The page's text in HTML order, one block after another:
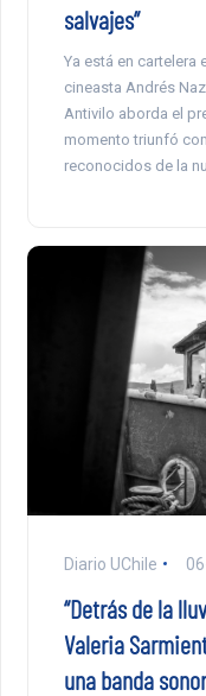
salvajes”
Ya está en cartelera
cineasta Andrés
Antivilo aborda el
momento triunfó
reconocidos de la
Diario UChile
“Detrás de la
Valeria
una banda